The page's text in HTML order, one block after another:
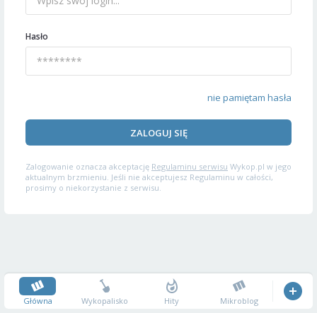
Hasło
nie pamiętam hasła
ZALOGUJ SIĘ
Zalogowanie oznacza akceptację Regulaminu serwisu Wykop.pl w jego
aktualnym brzmieniu. Jeśli nie akceptujesz Regulaminu w całości,
prosimy o niekorzystanie z serwisu.
Główna Wykopalisko Hity Mikroblog